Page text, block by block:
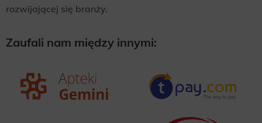
rozwijającej się branży.
Zaufali nam między innymi: